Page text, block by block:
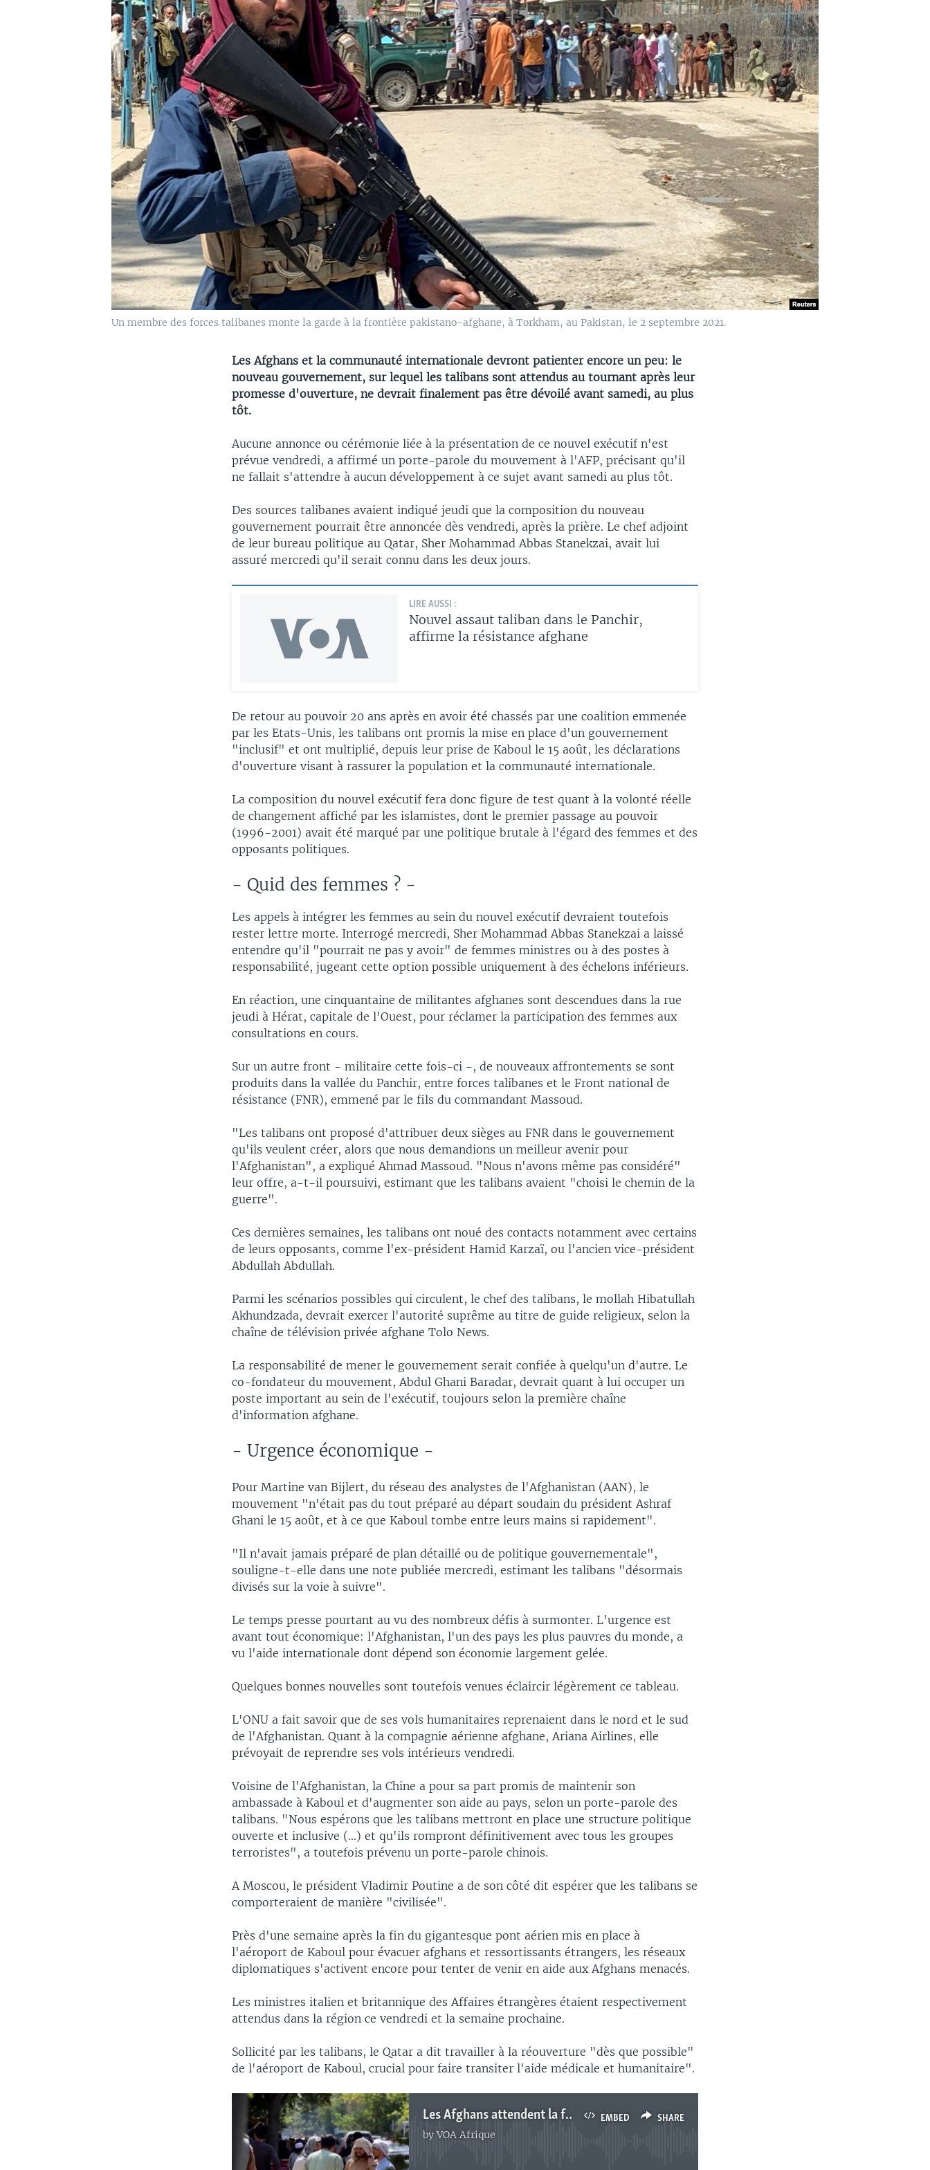
Un membre des forces talibanes monte la garde à la frontière pakistano-afghane, à Torkham, au Pakistan, le 2 septembre 2021.
Les Afghans et la communauté internationale devront patienter encore un peu: le
nouveau gouvernement, sur lequel les talibans sont attendus au tournant après leur
promesse d'ouverture, ne devrait finalement pas être dévoilé avant samedi, au plus
tôt.
Aucune annonce ou cérémonie liée à la présentation de ce nouvel exécutif n'est
prévue vendredi, a affirmé un porte-parole du mouvement à l'AFP, précisant qu'il
ne fallait s'attendre à aucun développement à ce sujet avant samedi au plus tôt.
Des sources talibanes avaient indiqué jeudi que la composition du nouveau
gouvernement pourrait être annoncée dès vendredi, après la prière. Le chef adjoint
de leur bureau politique au Qatar, Sher Mohammad Abbas Stanekzai, avait lui
assuré mercredi qu'il serait connu dans les deux jours.
LIRE AUSSI :
Nouvel assaut taliban dans le Panchir,
affirme la résistance afghane
De retour au pouvoir 20 ans après en avoir été chassés par une coalition emmenée
par les Etats-Unis, les talibans ont promis la mise en place d'un gouvernement
"inclusif" et ont multiplié, depuis leur prise de Kaboul le 15 août, les déclarations
d'ouverture visant à rassurer la population et la communauté internationale.
La composition du nouvel exécutif fera donc figure de test quant à la volonté réelle
de changement affiché par les islamistes, dont le premier passage au pouvoir
(1996-2001) avait été marqué par une politique brutale à l'égard des femmes et des
opposants politiques.
- Quid des femmes ? -
Les appels à intégrer les femmes au sein du nouvel exécutif devraient toutefois
rester lettre morte. Interrogé mercredi, Sher Mohammad Abbas Stanekzai a laissé
entendre qu'il "pourrait ne pas y avoir" de femmes ministres ou à des postes à
responsabilité, jugeant cette option possible uniquement à des échelons inférieurs.
En réaction, une cinquantaine de militantes afghanes sont descendues dans la rue
jeudi à Hérat, capitale de l'Ouest, pour réclamer la participation des femmes aux
consultations en cours.
Sur un autre front - militaire cette fois-ci -, de nouveaux affrontements se sont
produits dans la vallée du Panchir, entre forces talibanes et le Front national de
résistance (FNR), emmené par le fils du commandant Massoud.
"Les talibans ont proposé d'attribuer deux sièges au FNR dans le gouvernement
qu'ils veulent créer, alors que nous demandions un meilleur avenir pour
l'Afghanistan", a expliqué Ahmad Massoud. "Nous n'avons même pas considéré"
leur offre, a-t-il poursuivi, estimant que les talibans avaient "choisi le chemin de la
guerre".
Ces dernières semaines, les talibans ont noué des contacts notamment avec certains
de leurs opposants, comme l'ex-président Hamid Karzaï, ou l'ancien vice-président
Abdullah Abdullah.
Parmi les scénarios possibles qui circulent, le chef des talibans, le mollah Hibatullah
Akhundzada, devrait exercer l'autorité suprême au titre de guide religieux, selon la
chaîne de télévision privée afghane Tolo News.
La responsabilité de mener le gouvernement serait confiée à quelqu'un d'autre. Le
co-fondateur du mouvement, Abdul Ghani Baradar, devrait quant à lui occuper un
poste important au sein de l'exécutif, toujours selon la première chaîne
d'information afghane.
- Urgence économique -
Pour Martine van Bijlert, du réseau des analystes de l'Afghanistan (AAN), le
mouvement "n'était pas du tout préparé au départ soudain du président Ashraf
Ghani le 15 août, et à ce que Kaboul tombe entre leurs mains si rapidement".
"Il n'avait jamais préparé de plan détaillé ou de politique gouvernementale",
souligne-t-elle dans une note publiée mercredi, estimant les talibans "désormais
divisés sur la voie à suivre".
Le temps presse pourtant au vu des nombreux défis à surmonter. L'urgence est
avant tout économique: l'Afghanistan, l'un des pays les plus pauvres du monde, a
vu l'aide internationale dont dépend son économie largement gelée.
Quelques bonnes nouvelles sont toutefois venues éclaircir légèrement ce tableau.
L'ONU a fait savoir que de ses vols humanitaires reprenaient dans le nord et le sud
de l'Afghanistan. Quant à la compagnie aérienne afghane, Ariana Airlines, elle
prévoyait de reprendre ses vols intérieurs vendredi.
Voisine de l'Afghanistan, la Chine a pour sa part promis de maintenir son
ambassade à Kaboul et d'augmenter son aide au pays, selon un porte-parole des
talibans. "Nous espérons que les talibans mettront en place une structure politique
ouverte et inclusive (...) et qu'ils rompront définitivement avec tous les groupes
terroristes", a toutefois prévenu un porte-parole chinois.
A Moscou, le président Vladimir Poutine a de son côté dit espérer que les talibans se
comporteraient de manière "civilisée".
Près d'une semaine après la fin du gigantesque pont aérien mis en place à
l'aéroport de Kaboul pour évacuer afghans et ressortissants étrangers, les réseaux
diplomatiques s'activent encore pour tenter de venir en aide aux Afghans menacés.
Les ministres italien et britannique des Affaires étrangères étaient respectivement
attendus dans la région ce vendredi et la semaine prochaine.
Sollicité par les talibans, le Qatar a dit travailler à la réouverture "dès que possible"
de l'aéroport de Kaboul, crucial pour faire transiter l'aide médicale et humanitaire".
EMBED SHARE
Les Afghans attendent la formation d’un nouveau gouvernement
byVOA Afrique
No media source currently available